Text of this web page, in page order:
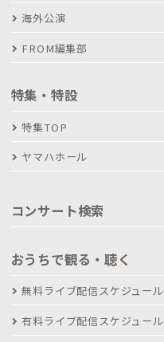
海外公演
FROM編集部
特集・特設
特集TOP
ヤマハホール
コンサート検索
おうちで観る・聴く
無料ライブ配信スケジュール
有料ライブ配信スケジュール